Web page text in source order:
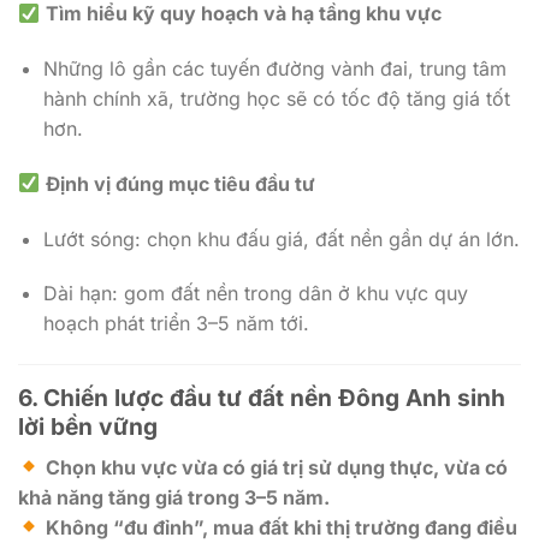
Tìm hiểu kỹ quy hoạch và hạ tầng khu vực
Những lô gần các tuyến đường vành đai, trung tâm
hành chính xã, trường học sẽ có tốc độ tăng giá tốt
hơn.
Định vị đúng mục tiêu đầu tư
Lướt sóng: chọn khu đấu giá, đất nền gần dự án lớn.
Dài hạn: gom đất nền trong dân ở khu vực quy
hoạch phát triển 3–5 năm tới.
6. Chiến lược đầu tư đất nền Đông Anh sinh
lời bền vững
Chọn khu vực vừa có giá trị sử dụng thực, vừa có
khả năng tăng giá trong 3–5 năm.
Không “đu đỉnh”, mua đất khi thị trường đang điều